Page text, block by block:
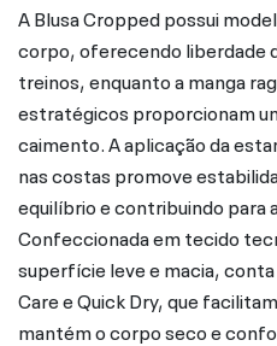
A Blusa Cropped possui
corpo, oferecendo liberdade
treinos, enquanto a manga
estratégicos proporcionam
caimento. A aplicação da
nas costas promove
equilíbrio e contribuindo para
Confeccionada em tecido
superfície leve e macia,
Care e Quick Dry, que
mantém o corpo seco e